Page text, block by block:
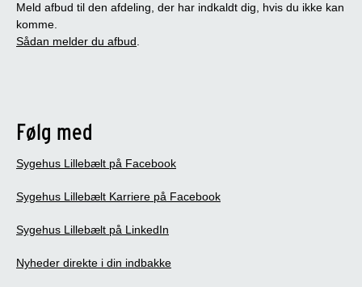
Meld afbud til den afdeling, der har indkaldt dig, hvis du ikke kan
komme.
Sådan melder du afbud.
Følg med
Sygehus Lillebælt på Facebook
Sygehus Lillebælt Karriere på Facebook
Sygehus Lillebælt på LinkedIn
Nyheder direkte i din indbakke